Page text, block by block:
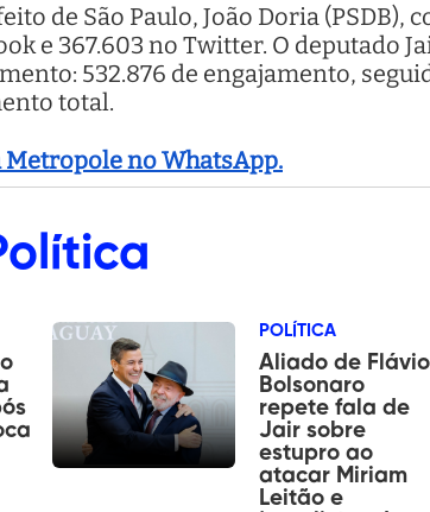
de São Paulo, João Doria (PSDB),
e 367.603 no Twitter. O deputado
532.876 de engajamento,
total.
Metropole no WhatsApp.
POLÍTICA
Aliado de Flávio
Bolsonaro
repete fala de
Jair sobre
estupro ao
atacar Miriam
Leitão e